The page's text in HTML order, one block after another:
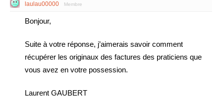
laulau00000 Membre
Bonjour,
Suite à votre réponse, j’aimerais savoir comment
récupérer les originaux des factures des praticiens que
vous avez en votre possession.
Laurent GAUBERT